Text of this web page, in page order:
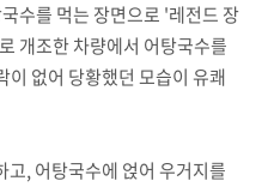
수를 먹는 장면으로 '레전드 장
개조한 차량에서 어탕국수를
이 없어 당황했던 모습이 유쾌
고, 어탕국수에 얹어 우거지를